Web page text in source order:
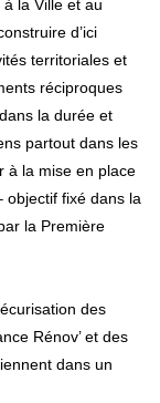
la Ville et au
d’ici
territoriales et
réciproques
la durée et
partout dans les
à la mise en place
objectif fixé dans la
la Première
des
Rénov’ et des
dans un